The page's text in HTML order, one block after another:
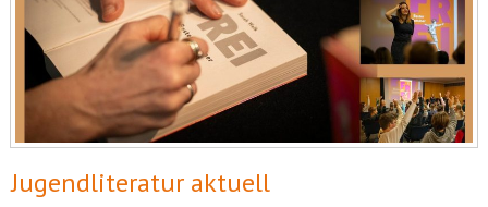
Jugendliteratur aktuell